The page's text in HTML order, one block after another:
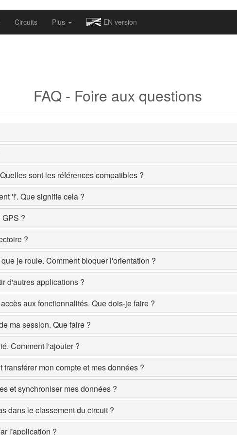
Circuits Plus EN version
FAQ - Foire aux questions
sont les références compatibles ?
'!'. Que signifie cela ?
?
?
je roule. Comment bloquer l'orientation ?
d'autres applications ?
aux fonctionnalités. Que dois-je faire ?
ma session. Que faire ?
Comment l'ajouter ?
mon compte et mes données ?
et synchroniser mes données ?
dans le classement du circuit ?
l'application ?